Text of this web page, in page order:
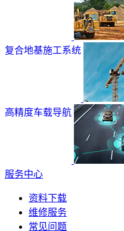
复合地基施工系统
高精度车载导航
服务中心
资料下载
维修服务
常见问题